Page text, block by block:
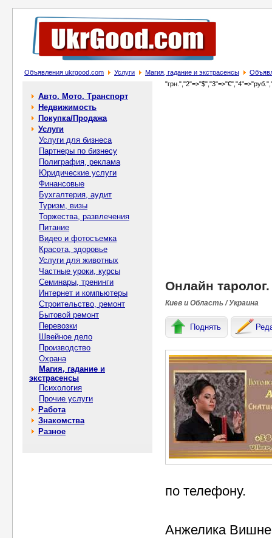
Объявления ukrgood.com Услуги Магия, гадание и экстрасенсы
Авто. Мото. Транспорт
Недвижимость
Покупка/Продажа
Услуги
Услуги для бизнеса
Партнеры по бизнесу
Полиграфия, реклама
Юридические услуги
Финансовые
Бухгалтерия, аудит
Туризм, визы
Торжества, развлечения
Питание
Видео и фотосъемка
Красота, здоровье
Услуги для животных
Частные уроки, курсы
Семинары, тренинги
Интернет и компьютеры
Строительство, ремонт
Бытовой ремонт
Перевозки
Швейное дело
Производство
Охрана
Магия, гадание и
экстрасенсы
Психология
Прочие услуги
Работа
Знакомства
Разное
Онлайн
Киев и Область / Украина
Поднять
по телефону.
Анжелика